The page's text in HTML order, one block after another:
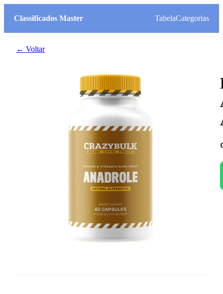
Classificados Master TabelaCategorias
← Voltar